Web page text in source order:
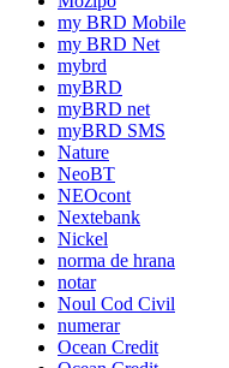
my BRD Mobile
my BRD Net
mybrd
myBRD
myBRD net
myBRD SMS
Nature
NeoBT
NEOcont
Nextebank
Nickel
norma de hrana
notar
Noul Cod Civil
numerar
Ocean Credit